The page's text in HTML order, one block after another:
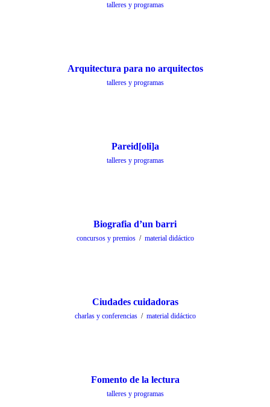
talleres y programas
Arquitectura para no arquitectos
talleres y programas
Pareid[oli]a
talleres y programas
Biografia d’un barri
concursos y premios / material didáctico
Ciudades cuidadoras
charlas y conferencias / material didáctico
Fomento de la lectura
talleres y programas